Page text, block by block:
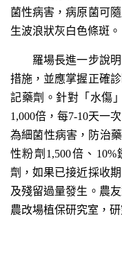
菌性病害，病原菌可
生波浪狀灰白色條斑。
羅場長進一步說明
措施，並應掌握正確
記藥劑。針對「水傷
1,000倍，每7-10天一
為細菌性病害，防治
性粉劑1,500倍、
劑，如果已接近採收
及殘留過量發生。農
農改場植保研究室，